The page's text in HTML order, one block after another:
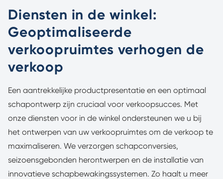
Diensten in de winkel:
Geoptimaliseerde
verkoopruimtes verhogen de
verkoop
Een aantrekkelijke productpresentatie en een optimaal
schapontwerp zijn cruciaal voor verkoopsucces. Met
onze diensten voor in de winkel ondersteunen we u bij
het ontwerpen van uw verkoopruimtes om de verkoop te
maximaliseren. We verzorgen schapconversies,
seizoensgebonden herontwerpen en de installatie van
innovatieve schapbewakingssystemen. Zo haalt u meer